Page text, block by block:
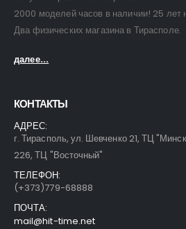
2000 моделей часов в наличии! 25 лет
Два физических магазина в Тирасполе.
далее...
КОНТАКТЫ
АДРЕС:
г. Тирасполь, ул. Шевченко 21, ТЦ
226, ТЦ "Восточный"
ТЕЛЕФОН:
(+373)779-68888
ПОЧТА:
mail@hit-time.net